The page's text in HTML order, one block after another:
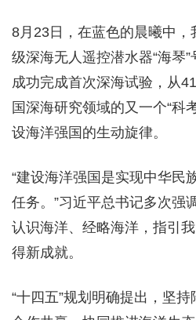
8月23日，在蓝色的晨曦中
级深海无人遥控潜水器“海琴”
成功完成首次深海试验，从
国深海研究领域的又一个“科
设海洋强国的生动旋律。
“建设海洋强国是实现中华民
任务。”习近平总书记多次强
认识海洋、经略海洋，指引
得新成就。
“十四五”规划明确提出，坚持